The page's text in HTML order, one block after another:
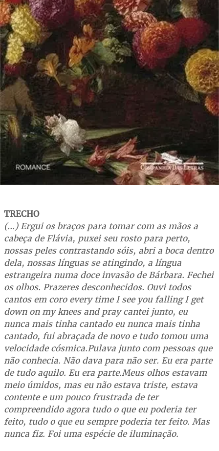
TRECHO
(...) Ergui os braços para tomar com as mãos a
cabeça de Flávia, puxei seu rosto para perto,
nossas peles contrastando sóis, abri a boca dentro
dela, nossas línguas se atingindo, a língua
estrangeira numa doce invasão de Bárbara. Fechei
os olhos. Prazeres desconhecidos. Ouvi todos
cantos em coro every time I see you falling I get
down on my knees and pray cantei junto, eu
nunca mais tinha cantado eu nunca mais tinha
cantado, fui abraçada de novo e tudo tomou uma
velocidade cósmica.Pulava junto com pessoas que
não conhecia. Não dava para não ser. Eu era parte
de tudo aquilo. Eu era parte.Meus olhos estavam
meio úmidos, mas eu não estava triste, estava
contente e um pouco frustrada de ter
compreendido agora tudo o que eu poderia ter
feito, tudo o que eu sempre poderia ter feito. Mas
nunca fiz. Foi uma espécie de iluminação.